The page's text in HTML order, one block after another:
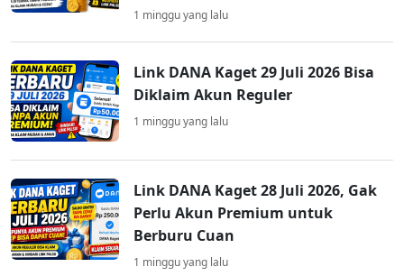
1 minggu yang lalu
Link DANA Kaget 29 Juli 2026 Bisa
Diklaim Akun Reguler
1 minggu yang lalu
Link DANA Kaget 28 Juli 2026, Gak
Perlu Akun Premium untuk
Berburu Cuan
1 minggu yang lalu